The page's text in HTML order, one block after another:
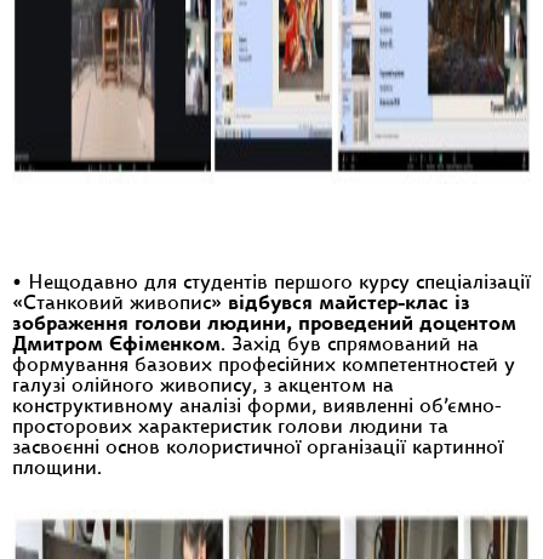
• Нещодавно для студентів першого курсу спеціалізації
«Станковий живопис» відбувся майстер-клас із
зображення голови людини, проведений доцентом
Дмитром Єфіменком. Захід був спрямований на
формування базових професійних компетентностей у
галузі олійного живопису, з акцентом на
конструктивному аналізі форми, виявленні об’ємно-
просторових характеристик голови людини та
засвоєнні основ колористичної організації картинної
площини.